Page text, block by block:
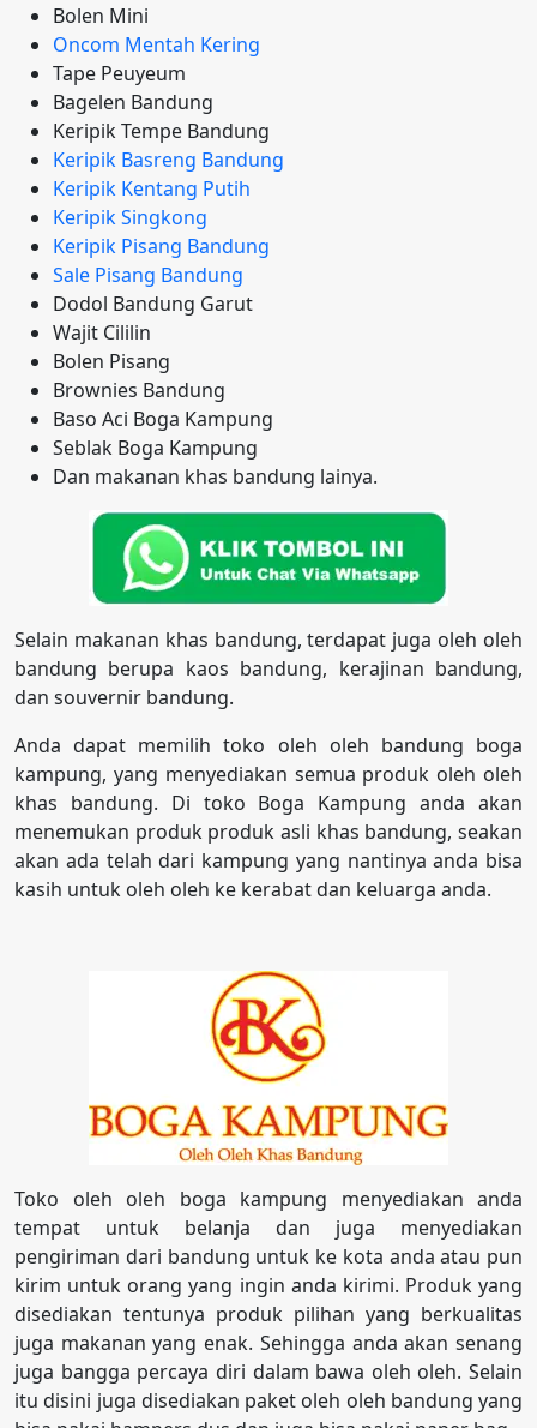
Bolen Mini
Oncom Mentah Kering
Tape Peuyeum
Bagelen Bandung
Keripik Tempe Bandung
Keripik Basreng Bandung
Keripik Kentang Putih
Keripik Singkong
Keripik Pisang Bandung
Sale Pisang Bandung
Dodol Bandung Garut
Wajit Cililin
Bolen Pisang
Brownies Bandung
Baso Aci Boga Kampung
Seblak Boga Kampung
Dan makanan khas bandung lainya.
Selain makanan khas bandung, terdapat juga oleh oleh
bandung berupa kaos bandung, kerajinan bandung,
dan souvernir bandung.
Anda dapat memilih toko oleh oleh bandung boga
kampung, yang menyediakan semua produk oleh oleh
khas bandung. Di toko Boga Kampung anda akan
menemukan produk produk asli khas bandung, seakan
akan ada telah dari kampung yang nantinya anda bisa
kasih untuk oleh oleh ke kerabat dan keluarga anda.
Toko oleh oleh boga kampung menyediakan anda
tempat untuk belanja dan juga menyediakan
pengiriman dari bandung untuk ke kota anda atau pun
kirim untuk orang yang ingin anda kirimi. Produk yang
disediakan tentunya produk pilihan yang berkualitas
juga makanan yang enak. Sehingga anda akan senang
juga bangga percaya diri dalam bawa oleh oleh. Selain
itu disini juga disediakan paket oleh oleh bandung yang